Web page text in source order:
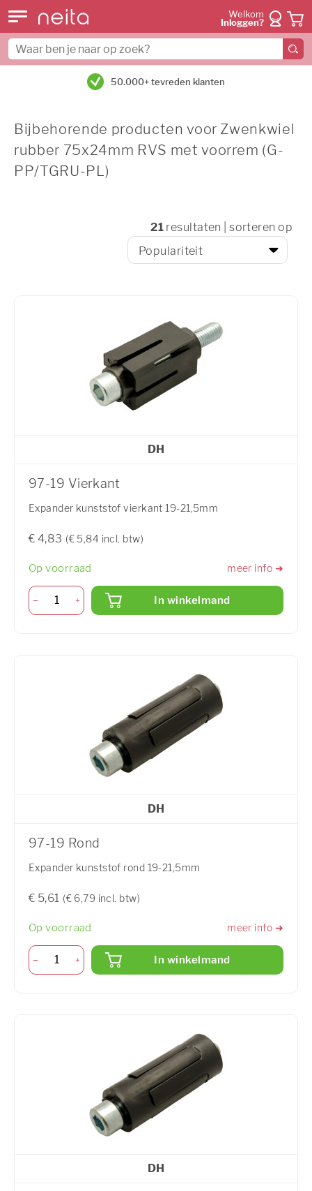
Welkom
Inloggen?
50.000+ tevreden klanten
Bijbehorende producten voor Zwenkwiel
rubber 75x24mm RVS met voorrem (G-
PP/TGRU-PL)
21 resultaten | sorteren op
DH
97-19 Vierkant
Expander kunststof vierkant 19-21,5mm
€ 4,83 (€ 5,84 incl. btw)
Op voorraad meer info ➜
In winkelmand
DH
97-19 Rond
Expander kunststof rond 19-21,5mm
€ 5,61 (€ 6,79 incl. btw)
Op voorraad meer info ➜
In winkelmand
DH